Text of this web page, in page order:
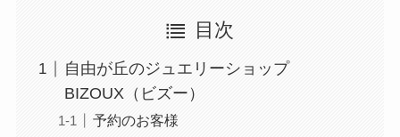
目次
自由が丘のジュエリーショップ
BIZOUX（ビズー）
予約のお客様